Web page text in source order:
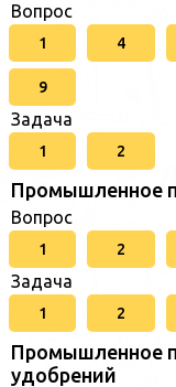
Вопрос
1 4
9
Задача
1 2
Промышленное
Вопрос
1 2
Задача
1 2
Промышленное
удобрений